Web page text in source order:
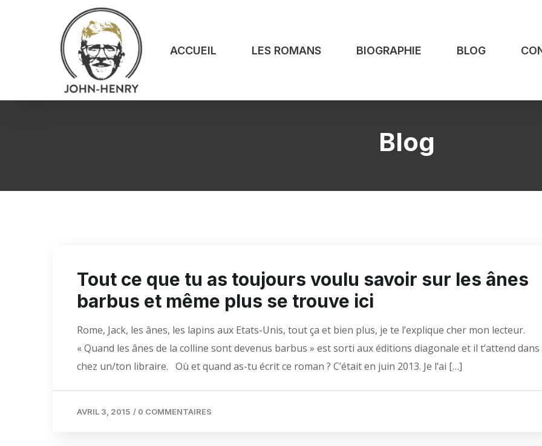
ACCUEIL LES ROMANS BIOGRAPHIE BLOG
Blog
Tout ce que tu as toujours voulu savoir sur les ânes
barbus et même plus se trouve ici
Rome, Jack, les ânes, les lapins aux Etats-Unis, tout ça et bien plus, je te l’explique cher mon lecteur.
« Quand les ânes de la colline sont devenus barbus » est sorti aux éditions diagonale et il t’attend dans
chez un/ton libraire. Où et quand as-tu écrit ce roman ? C’était en juin 2013. Je l’ai […]
AVRIL 3, 2015 / 0 COMMENTAIRES